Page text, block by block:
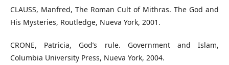
CLAUSS, Manfred, The Roman Cult of Mithras. The God and
His Mysteries, Routledge, Nueva York, 2001.
CRONE, Patricia, God’s rule. Government and Islam,
Columbia University Press, Nueva York, 2004.